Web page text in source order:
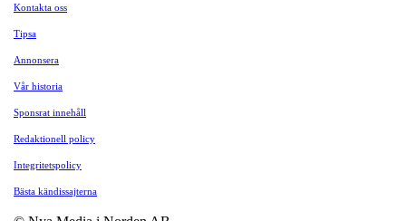
Kontakta oss
Tipsa
Annonsera
Vår historia
Sponsrat innehåll
Redaktionell policy
Integritetspolicy
Bästa kändissajterna